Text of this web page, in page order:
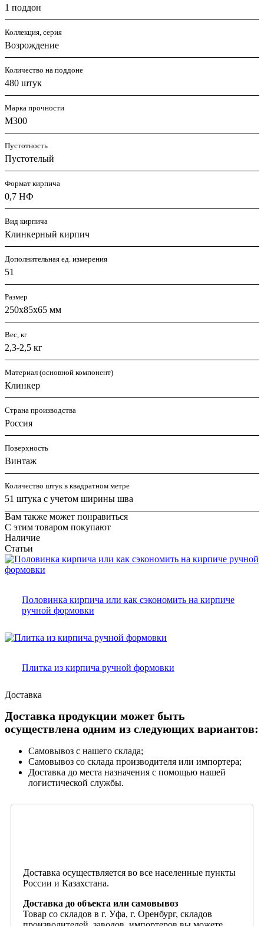
1 поддон
Коллекция, серия
Возрождение
Количество на поддоне
480 штук
Марка прочности
М300
Пустотность
Пустотелый
Формат кирпича
0,7 НФ
Вид кирпича
Клинкерный кирпич
Дополнительная ед. измерения
51
Размер
250x85x65 мм
Вес, кг
2,3-2,5 кг
Материал (основной компонент)
Клинкер
Страна производства
Россия
Поверхность
Винтаж
Количество штук в квадратном метре
51 штука с учетом ширины шва
Вам также может понравиться
С этим товаром покупают
Наличие
Статьи
Половинка кирпича или как сэкономить на кирпиче
ручной формовки
Плитка из кирпича ручной формовки
Доставка
Доставка продукции может быть
осуществлена одним из следующих вариантов:
Самовывоз с нашего склада;
Самовывоз со склада производителя или импортера;
Доставка до места назначения с помощью нашей
логистической службы.
Доставка осуществляется во все населенные пункты
России и Казахстана.
Доставка до объекта или самовывоз
Товар со складов в г. Уфа, г. Оренбург, складов